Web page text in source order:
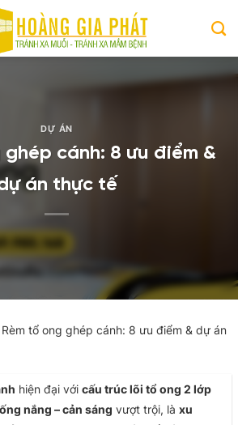
DỰ ÁN
ghép cánh: 8 ưu điểm &
án thực tế
Rèm tổ ong ghép cánh: 8 ưu điểm & dự án
hiện đại với cấu trúc lõi tổ ong 2 lớp
nắng – cản sáng vượt trội, là xu